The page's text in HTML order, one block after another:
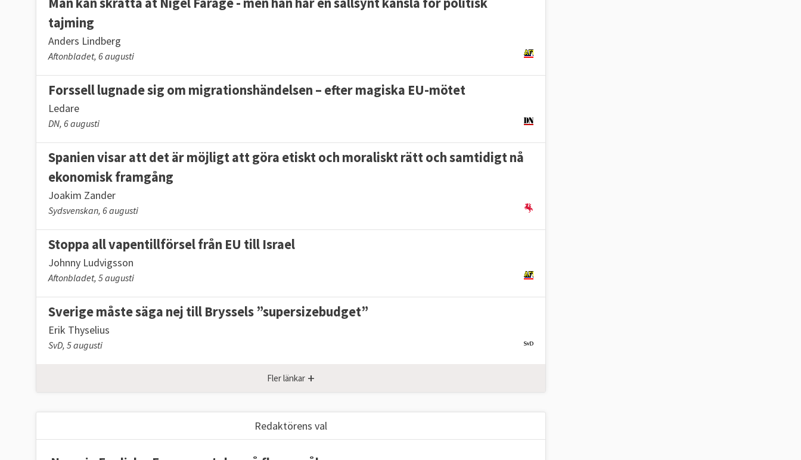
tajming
Anders Lindberg
Aftonbladet, 6 augusti
Forssell lugnade sig om migrationshändelsen – efter magiska EU-mötet
Ledare
DN, 6 augusti
Spanien visar att det är möjligt att göra etiskt och moraliskt rätt och samtidigt nå
ekonomisk framgång
Joakim Zander
Sydsvenskan, 6 augusti
Stoppa all vapentillförsel från EU till Israel
Johnny Ludvigsson
Aftonbladet, 5 augusti
Sverige måste säga nej till Bryssels ”supersizebudget”
Erik Thyselius
SvD, 5 augusti
Fler länkar +
Redaktörens val